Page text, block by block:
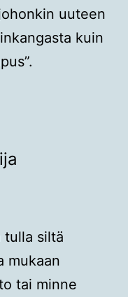
uuteen
kuin
tulla siltä
mukaan
tai minne